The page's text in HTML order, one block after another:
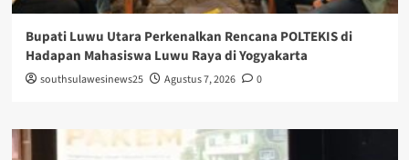
Bupati Luwu Utara Perkenalkan Rencana POLTEKIS di
Hadapan Mahasiswa Luwu Raya di Yogyakarta
southsulawesinews25 Agustus 7, 2026 0